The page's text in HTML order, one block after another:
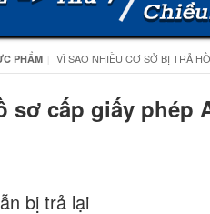
PHẨM VÌ SAO NHIỀU CƠ SỞ BỊ TRẢ
cấp giấy phép
bị trả lại